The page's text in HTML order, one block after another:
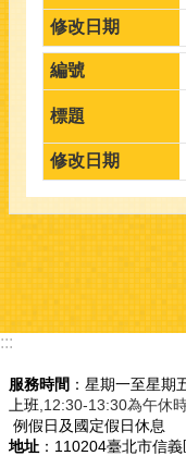
:::
服務時間 ：星期一至星
上班,12:30-13:30為午休
例假日及國定假日休息
地址 ：110204臺北市信